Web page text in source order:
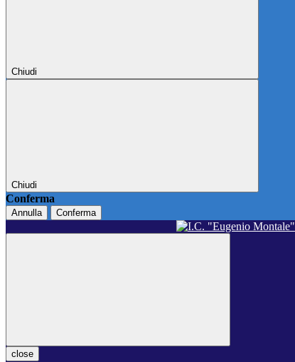
Chiudi
Chiudi
Conferma
Annulla Conferma
close